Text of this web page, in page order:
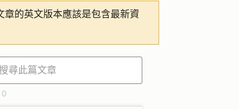
章的英文版本應該是包含最新資